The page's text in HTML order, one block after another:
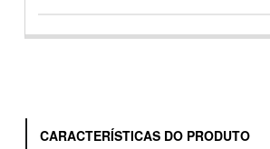
CARACTERÍSTICAS DO PRODUTO